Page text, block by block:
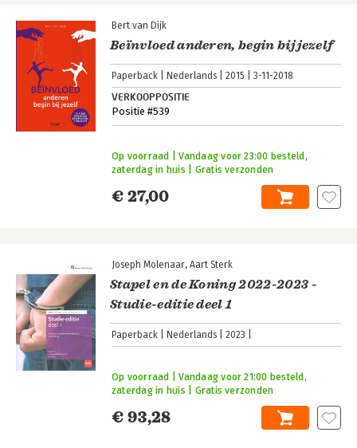
Bert van Dijk
Beïnvloed anderen, begin bij jezelf
Paperback Nederlands 2015 3-11-2018
VERKOOPPOSITIE
Positie #539
€ 27,00
Op voorraad | Vandaag voor 23:00 besteld,
zaterdag in huis | Gratis verzonden
Joseph Molenaar Aart Sterk
Stapel en de Koning 2022-2023 -
Studie-editie deel 1
Paperback Nederlands 2023
€ 93,28
Op voorraad | Vandaag voor 21:00 besteld,
zaterdag in huis | Gratis verzonden